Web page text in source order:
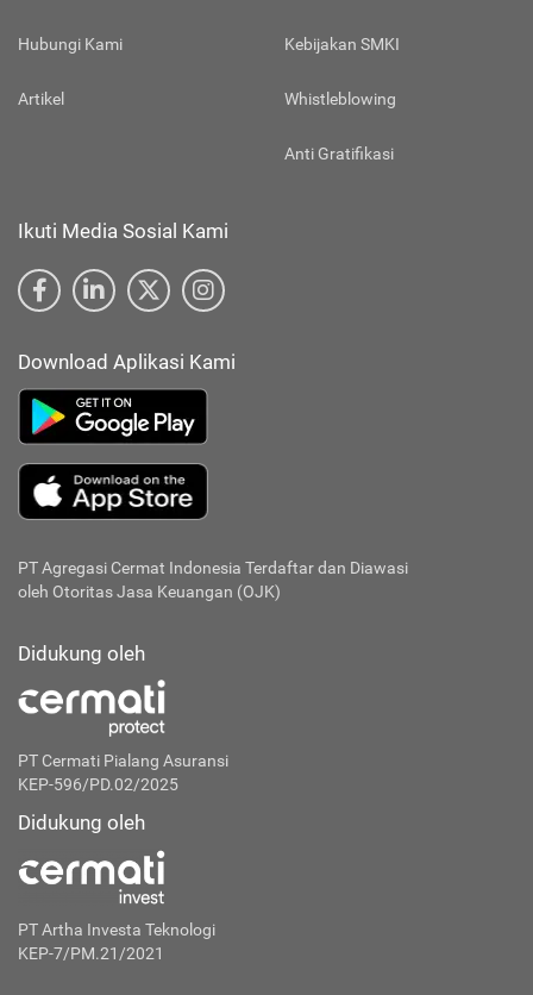
Hubungi Kami
Artikel
Kebijakan SMKI
Whistleblowing
Anti Gratifikasi
Ikuti Media Sosial Kami
Download Aplikasi Kami
PT Agregasi Cermat Indonesia Terdaftar dan Diawasi
oleh Otoritas Jasa Keuangan (OJK)
Didukung oleh
PT Cermati Pialang Asuransi
KEP-596/PD.02/2025
Didukung oleh
PT Artha Investa Teknologi
KEP-7/PM.21/2021